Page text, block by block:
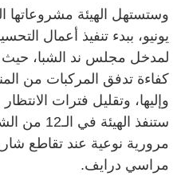
وستستهل الهيئة مشروعاتها
يونيو، ببدء تنفيذ أعمال
لمدخل مجلس ند الشبا،
كفاءة تدفق المركبات من
وإليها، وتقليل فترات
ستنفذ
مرورية نوعية عند تقاطع
مراسي درايف.